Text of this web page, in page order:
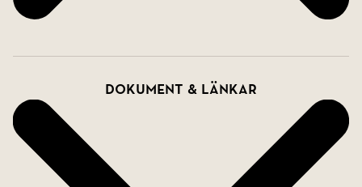
Dokument & länkar